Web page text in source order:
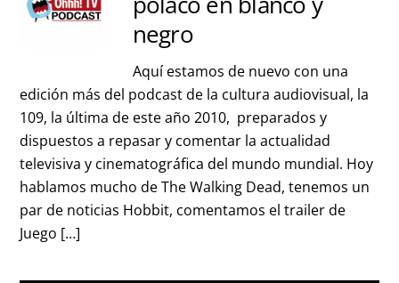
negro
Aquí estamos de nuevo con una
edición más del podcast de la cultura audiovisual, la
109, la última de este año 2010, preparados y
dispuestos a repasar y comentar la actualidad
televisiva y cinematográfica del mundo mundial. Hoy
hablamos mucho de The Walking Dead, tenemos un
par de noticias Hobbit, comentamos el trailer de
Juego […]